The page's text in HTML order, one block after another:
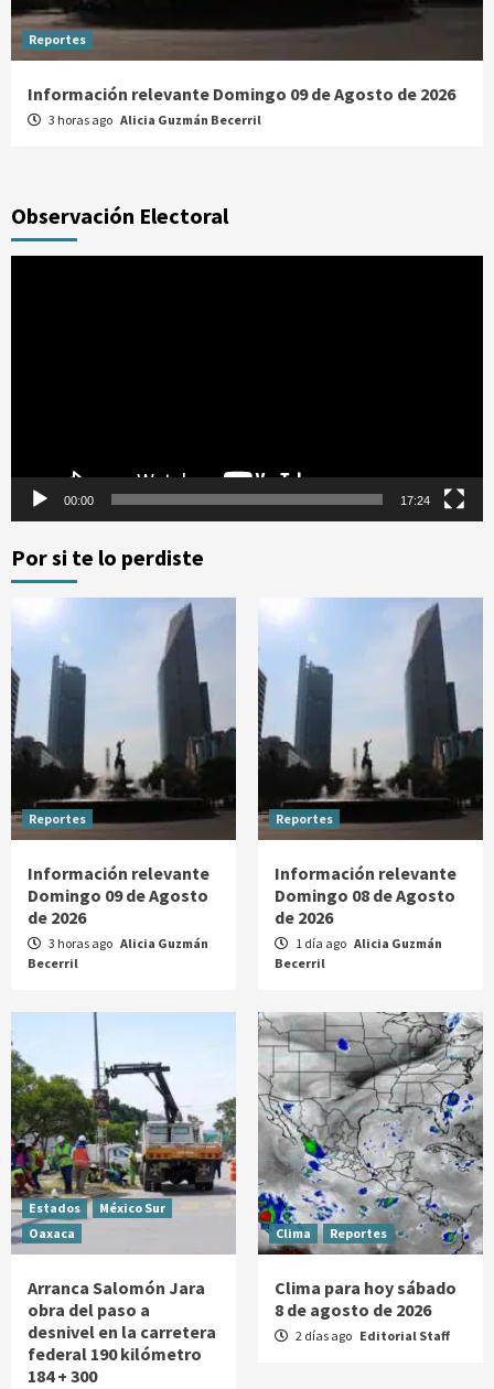
Reportes
Información relevante Domingo 09 de Agosto de 2026
3 horas ago Alicia Guzmán Becerril
Observación Electoral
00:00 17:24
Por si te lo perdiste
Reportes
Información relevante
Domingo 09 de Agosto
de 2026
3 horas ago Alicia Guzmán
Becerril
Reportes
Información relevante
Domingo 08 de Agosto
de 2026
1 día ago Alicia Guzmán
Becerril
Estados
México Sur
Oaxaca
Arranca Salomón Jara
obra del paso a
desnivel en la carretera
federal 190 kilómetro
184 + 300
Clima Reportes
Clima para hoy sábado
8 de agosto de 2026
2 días ago Editorial Staff